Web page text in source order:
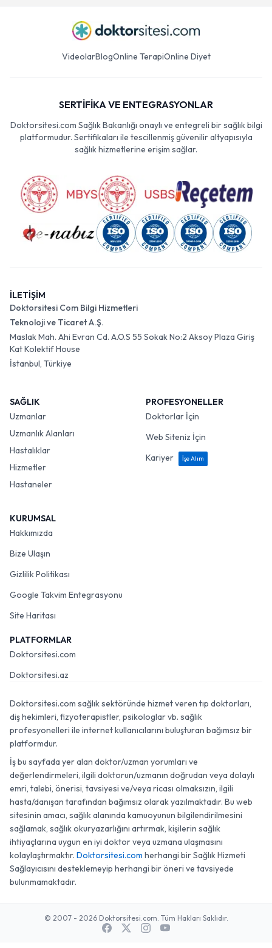
VideolarBlogOnline TerapiOnline Diyet
SERTİFİKA VE ENTEGRASYONLAR
Doktorsitesi.com Sağlık Bakanlığı onaylı ve entegreli bir sağlık bilgi
platformudur. Sertifikaları ile tescillenmiş güvenilir altyapısıyla
sağlık hizmetlerine erişim sağlar.
İLETİŞİM
Doktorsitesi Com Bilgi Hizmetleri
Teknoloji ve Ticaret A.Ş.
Maslak Mah. Ahi Evran Cd. A.O.S 55 Sokak No:2 Aksoy Plaza Giriş
Kat Kolektif House
İstanbul, Türkiye
SAĞLIK
Uzmanlar
Uzmanlık Alanları
Hastalıklar
Hizmetler
Hastaneler
PROFESYONELLER
Doktorlar İçin
Web Siteniz İçin
Kariyer
İşe Alım
KURUMSAL
Hakkımızda
Bize Ulaşın
Gizlilik Politikası
Google Takvim Entegrasyonu
Site Haritası
PLATFORMLAR
Doktorsitesi.com
Doktorsitesi.az
Doktorsitesi.com sağlık sektöründe hizmet veren tıp doktorları,
diş hekimleri, fizyoterapistler, psikologlar vb. sağlık
profesyonelleri ile internet kullanıcılarını buluşturan bağımsız bir
platformdur.
İş bu sayfada yer alan doktor/uzman yorumları ve
değerlendirmeleri, ilgili doktorun/uzmanın doğrudan veya dolaylı
emri, talebi, önerisi, tavsiyesi ve/veya ricası olmaksızın, ilgili
hasta/danışan tarafından bağımsız olarak yazılmaktadır. Bu web
sitesinin amacı, sağlık alanında kamuoyunun bilgilendirilmesini
sağlamak, sağlık okuryazarlığını artırmak, kişilerin sağlık
ihtiyaçlarına uygun en iyi doktor veya uzmana ulaşmasını
kolaylaştırmaktır. Doktorsitesi.com herhangi bir Sağlık Hizmeti
Sağlayıcısını desteklemeyip herhangi bir öneri ve tavsiyede
bulunmamaktadır.
© 2007 - 2026 Doktorsitesi.com. Tüm Hakları Saklıdır.